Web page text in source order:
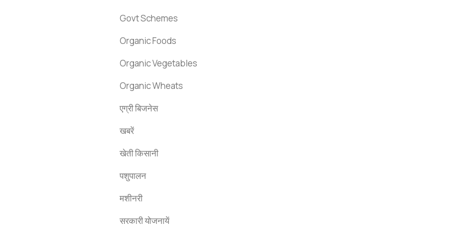
Govt Schemes
Organic Foods
Organic Vegetables
Organic Wheats
एग्री बिजनेस
खबरें
खेती किसानी
पशुपालन
मशीनरी
सरकारी योजनायें